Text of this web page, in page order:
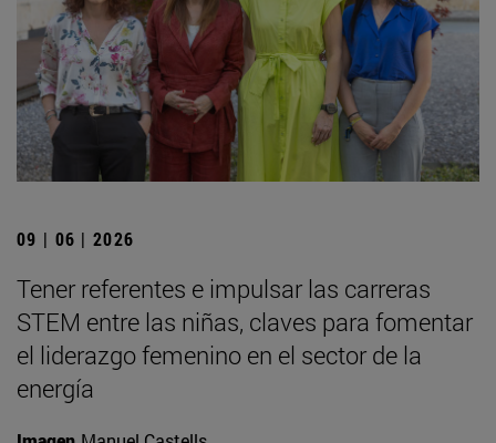
09 | 06 | 2026
Tener referentes e impulsar las carreras
STEM entre las niñas, claves para fomentar
el liderazgo femenino en el sector de la
energía